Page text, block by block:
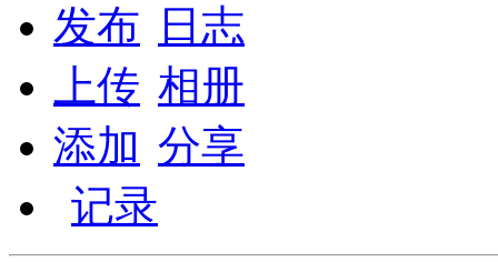
发布
日志
上传 相册
添加 分享
记录